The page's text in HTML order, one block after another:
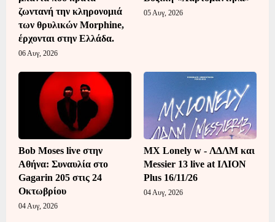
ζωντανή την κληρονομιά
των θρυλικών Morphine,
έρχονται στην Ελλάδα.
06 Αυγ, 2026
05 Αυγ, 2026
Bob Moses live στην
Αθήνα: Συναυλία στο
Gagarin 205 στις 24
Οκτωβρίου
04 Αυγ, 2026
MX Lonely w - ΛΔΛΜ και
Messier 13 live at ΙΛΙΟΝ
Plus 16/11/26
04 Αυγ, 2026